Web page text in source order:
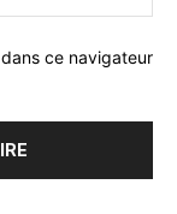
:
ce navigateur